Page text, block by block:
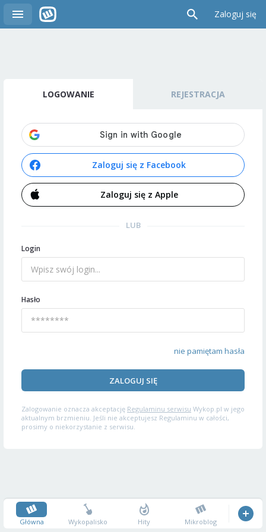
Zaloguj się
LOGOWANIE REJESTRACJA
Zaloguj się z Facebook
Zaloguj się z Apple
LUB
Login
Hasło
nie pamiętam hasła
ZALOGUJ SIĘ
Zalogowanie oznacza akceptację Regulaminu serwisu Wykop.pl w jego
aktualnym brzmieniu. Jeśli nie akceptujesz Regulaminu w całości,
prosimy o niekorzystanie z serwisu.
Główna Wykopalisko Hity Mikroblog